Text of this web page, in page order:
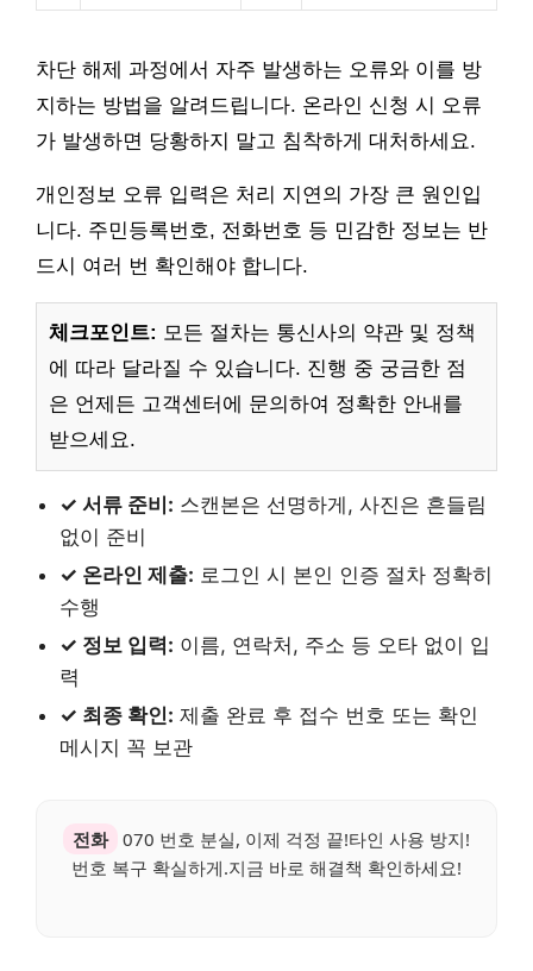
차단 해제 과정에서 자주 발생하는 오류와 이를 방
지하는 방법을 알려드립니다. 온라인 신청 시 오류
가 발생하면 당황하지 말고 침착하게 대처하세요.
개인정보 오류 입력은 처리 지연의 가장 큰 원인입
니다. 주민등록번호, 전화번호 등 민감한 정보는 반
드시 여러 번 확인해야 합니다.
체크포인트: 모든 절차는 통신사의 약관 및 정책
에 따라 달라질 수 있습니다. 진행 중 궁금한 점
은 언제든 고객센터에 문의하여 정확한 안내를
받으세요.
✓ 서류 준비: 스캔본은 선명하게, 사진은 흔들림
없이 준비
✓ 온라인 제출: 로그인 시 본인 인증 절차 정확히
수행
✓ 정보 입력: 이름, 연락처, 주소 등 오타 없이 입
력
✓ 최종 확인: 제출 완료 후 접수 번호 또는 확인
메시지 꼭 보관
전화 070 번호 분실, 이제 걱정 끝!타인 사용 방지!
번호 복구 확실하게.지금 바로 해결책 확인하세요!